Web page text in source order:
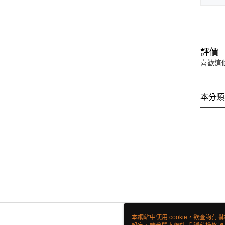
評價
喜歡這
本分
本網站中使用 cookie，欲查詢有